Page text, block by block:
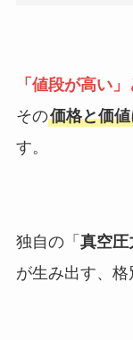
「値段が高い
その価格と価
す。
独自の「 真空圧
が生み出す、格